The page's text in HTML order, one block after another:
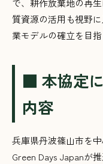
で、耕作放棄地の再
質資源の活用も視野
業モデルの確立を目指
■ 本協定
内容
兵庫県丹波篠山市を
Green Days Japanが